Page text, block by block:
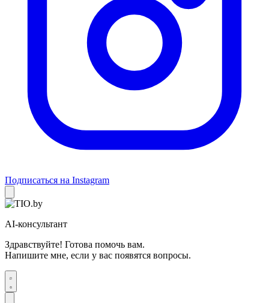
Подписаться на Instagram
AI-консультант
Здравствуйте! Готова помочь вам.
Напишите мне, если у вас появятся вопросы.